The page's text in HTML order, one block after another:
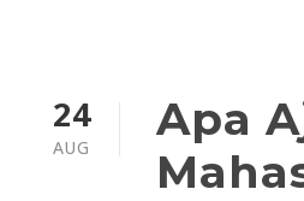
24
AUG
Apa